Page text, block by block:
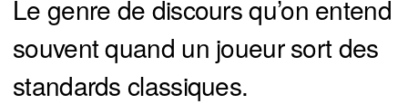
Le genre de discours qu’on entend
souvent quand un joueur sort des
standards classiques.